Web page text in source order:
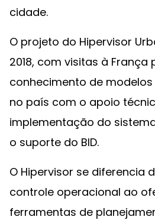
cidade.
O projeto do Hipervisor
2018, com visitas à França
conhecimento de
no país com o apoio
implementação do
o suporte do BID.
O Hipervisor se diferencia
controle operacional ao
ferramentas de